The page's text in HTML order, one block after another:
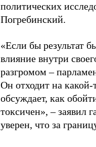
политических
Погребинский.
«Если бы результат
влияние внутри
разгромом –
Он отходит на
обсуждает, как
токсичен», – заявил
уверен, что за